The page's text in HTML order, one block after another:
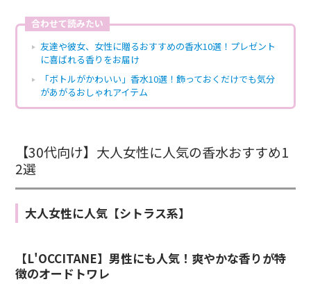
合わせて読みたい
友達や彼女、女性に贈るおすすめの香水10選！プレゼント
に喜ばれる香りをお届け
「ボトルがかわいい」香水10選！飾っておくだけでも気分
があがるおしゃれアイテム
【30代向け】大人女性に人気の香水おすすめ1
2選
大人女性に人気【シトラス系】
【L'OCCITANE】男性にも人気！爽やかな香りが特
徴のオードトワレ